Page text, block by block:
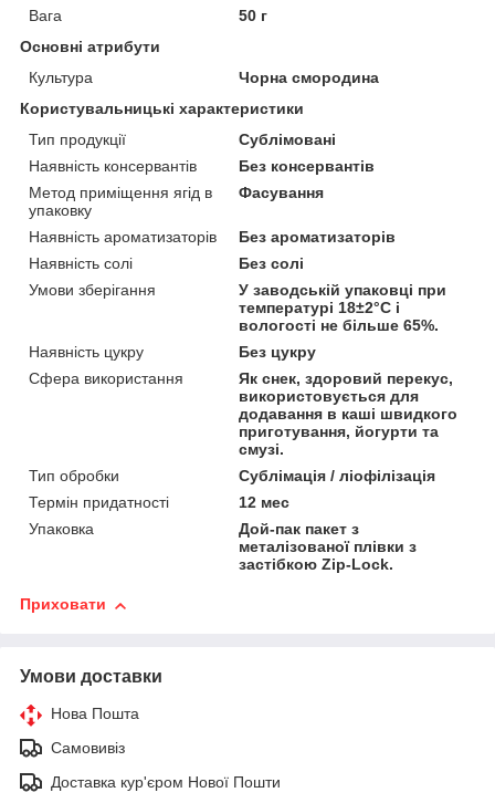
Вага
50 г
Основні атрибути
Культура
Чорна смородина
Користувальницькі характеристики
Тип продукції
Сублімовані
Наявність консервантів
Без консервантів
Метод приміщення ягід в
упаковку
Фасування
Наявність ароматизаторів
Без ароматизаторів
Наявність солі
Без солі
Умови зберігання
У заводській упаковці при
температурі 18±2°C і
вологості не більше 65%.
Наявність цукру
Без цукру
Сфера використання
Як снек, здоровий перекус,
використовується для
додавання в каші швидкого
приготування, йогурти та
смузі.
Тип обробки
Сублімація / ліофілізація
Термін придатності
12 мес
Упаковка
Дой-пак пакет з
металізованої плівки з
застібкою Zip-Lock.
Приховати
Умови доставки
Нова Пошта
Самовивіз
Доставка кур'єром Нової Пошти